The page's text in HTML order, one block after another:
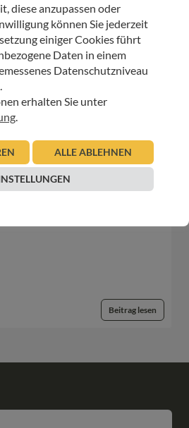
Assistierter Suizid: Die
ÖSTERREICH und der
(OPG)
Beitrag lesen
Beitrag lesen
diese anzupassen oder
können Sie jederzeit
einiger Cookies führt
Daten in einem
Datenschutzniveau
erhalten Sie unter
ALLE ABLEHNEN